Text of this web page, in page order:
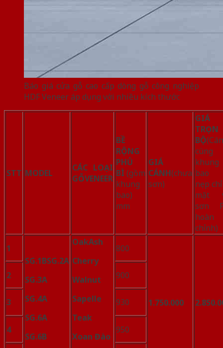
Báo giá cửa gỗ cao cấp dòng gỗ công nghiệp
HDF Veneer áp dụng với nhiều kích thước
STT MODEL
CÁC LOẠI
GỖVENEER
BỀ
RỘNG
PHỦ
BÌ (gồm
khung
bao)
mm
GIÁ
CÁNH(chưa
sơn)
GIÁ
TRỌN
BỘ
cùng
khung
bao
nẹp
mặt
sơn
hoàn
chỉnh)
1
SG.1BSG.2A
SG.3A
SG.4A
SG.6A
SG.6B
OakAsh
Cherry
Walnut
Sapelle
Teak
Xoan Đào
800
1.750.000
2 900
3 930
4 950